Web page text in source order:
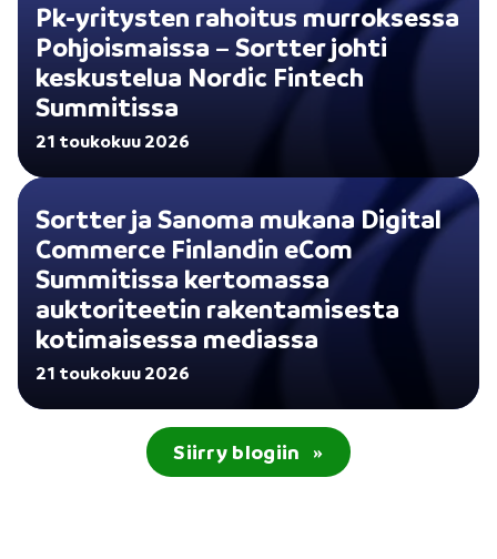
Pk-yritysten rahoitus murroksessa
Pohjoismaissa – Sortter johti
keskustelua Nordic Fintech
Summitissa
21 toukokuu 2026
Sortter ja Sanoma mukana Digital
Commerce Finlandin eCom
Summitissa kertomassa
auktoriteetin rakentamisesta
kotimaisessa mediassa
21 toukokuu 2026
Siirry blogiin »